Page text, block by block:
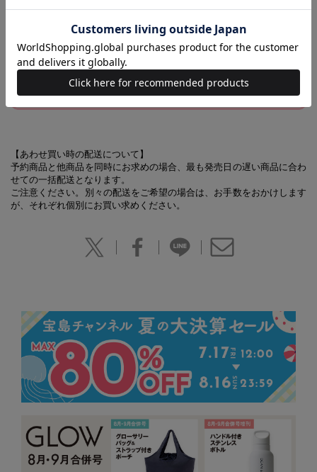
これまでの「CHEER」は＜コチラ＞から！
※売り切れの場合はご容赦ください
【あわせ買い時の配送について】
予約商品と他商品を同時にお求めの場合、最も発売日の遅い商品に合わ
せての一括配送となります。
ご注意ください。別々の配送をご希望の場合は、お手数をおかけします
が、それぞれ個別にお買い求めください。